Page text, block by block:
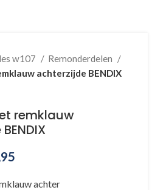
w107
Remonderdelen
achterzijde BENDIX
remklauw
achter